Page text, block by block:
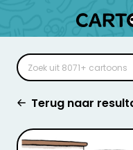
Terug naar